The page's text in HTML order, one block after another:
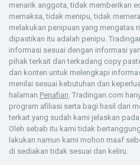
menarik anggota, tidak memberikan
memaksa, tidak menipu, tidak
melakukan penipuan yang mengatas
dipastikan itu adalah penipu.
informasi sesuai dengan informasi
pihak terkait dan terkadang copy
dan konten untuk melengkapi
menilai sesuai kebutuhan dan
halaman Penafian. Tradingan.com
program afiliasi serta bagi hasil dari
terkait yang sudah kami jelaskan
Oleh sebab itu kami tidak
lakukan namun kami mohon maaf
di sediakan tidak sesuai dan keliru.